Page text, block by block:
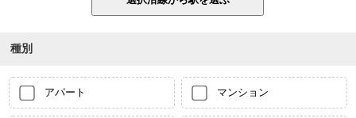
種別
アパート マンション